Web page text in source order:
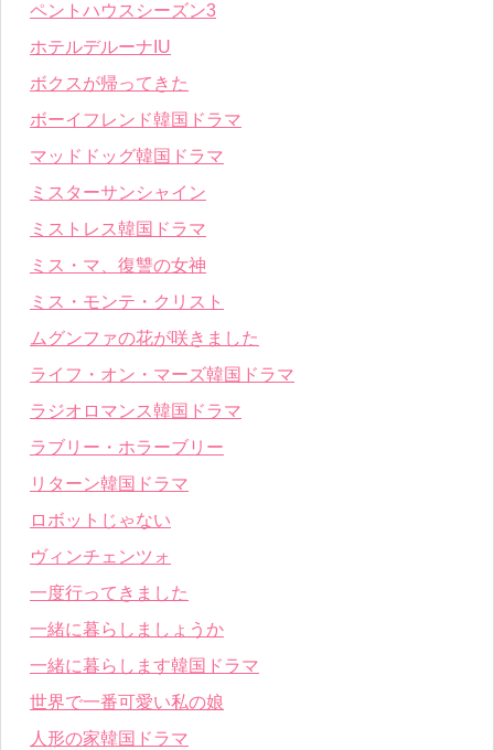
ペントハウスシーズン3
ホテルデルーナIU
ボクスが帰ってきた
ボーイフレンド韓国ドラマ
マッドドッグ韓国ドラマ
ミスターサンシャイン
ミストレス韓国ドラマ
ミス・マ、復讐の女神
ミス・モンテ・クリスト
ムグンファの花が咲きました
ライフ・オン・マーズ韓国ドラマ
ラジオロマンス韓国ドラマ
ラブリー・ホラーブリー
リターン韓国ドラマ
ロボットじゃない
ヴィンチェンツォ
一度行ってきました
一緒に暮らしましょうか
一緒に暮らします韓国ドラマ
世界で一番可愛い私の娘
人形の家韓国ドラマ